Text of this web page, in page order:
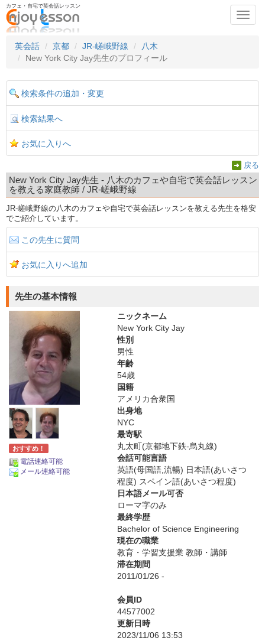
カフェ・自宅で英会話レッスン
英会話
京都 JR-嵯峨野線
八木
New York City Jay先生のプロフィール
検索条件の追加・変更
検索結果へ
お気に入りへ
戻る
New York City Jay先生 - 八木のカフェや自宅で英会話レッスン
を教える家庭教師 / JR-嵯峨野線
JR-嵯峨野線の八木のカフェや自宅で英会話レッスンを教える先生を格安
でご紹介しています。
この先生に質問
お気に入りへ追加
先生の基本情報
おすすめ！
電話連絡可能
メール連絡可能
ニックネーム
New York City Jay
性別
男性
年齢
54歳
国籍
アメリカ合衆国
出身地
NYC
最寄駅
丸太町(京都地下鉄-烏丸線)
会話可能言語
英語(母国語,流暢) 日本語(あいさつ
程度) スペイン語(あいさつ程度)
日本語メール可否
ローマ字のみ
最終学歴
Bachelor of Science Engineering
現在の職業
教育・学習支援業 教師・講師
滞在期間
2011/01/26 -
会員ID
44577002
更新日時
2023/11/06 13:53